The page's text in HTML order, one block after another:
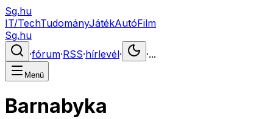
Sg.hu
IT/TechTudományJátékAutóFilm
Sg.hu
·fórum·RSS·hírlevél· ·...
Menü
Barnabyka